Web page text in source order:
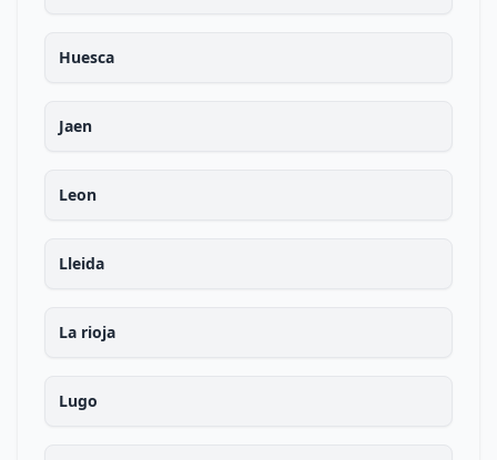
Huesca
Jaen
Leon
Lleida
La rioja
Lugo